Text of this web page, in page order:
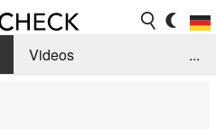
Videos
...